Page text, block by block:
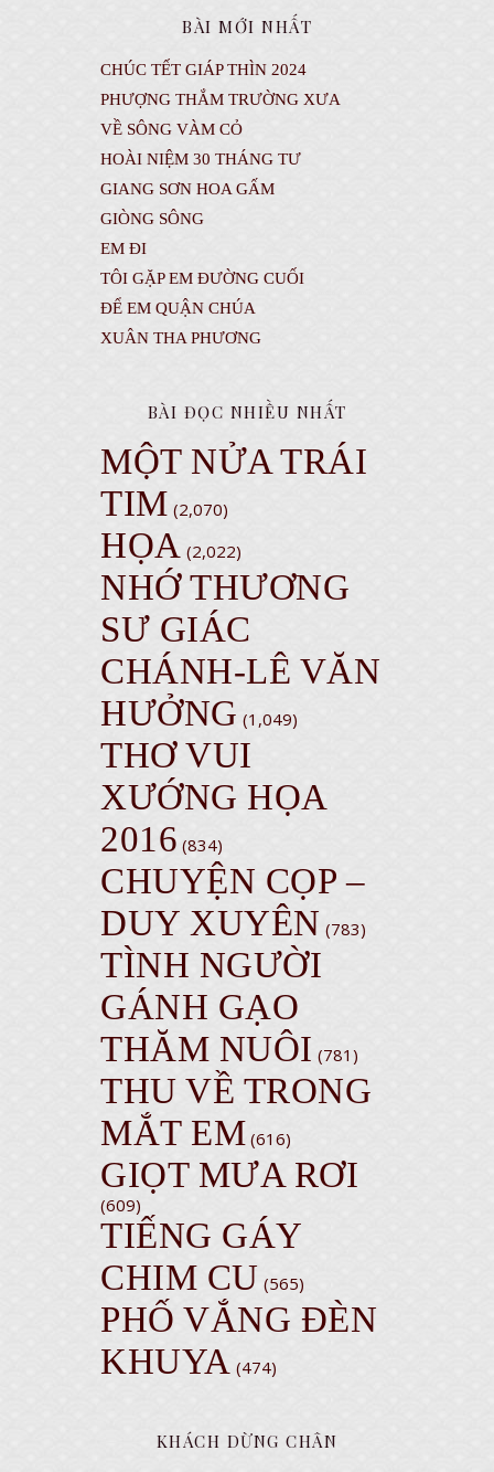
BÀI MỚI NHẤT
CHÚC TẾT GIÁP THÌN 2024
PHƯỢNG THẮM TRƯỜNG XƯA
VỀ SÔNG VÀM CỎ
HOÀI NIỆM 30 THÁNG TƯ
GIANG SƠN HOA GẤM
GIÒNG SÔNG
EM ĐI
TÔI GẶP EM ĐƯỜNG CUỐI
ĐỂ EM QUẬN CHÚA
XUÂN THA PHƯƠNG
BÀI ĐỌC NHIỀU NHẤT
MỘT NỬA TRÁI
TIM (2,070)
HỌA (2,022)
NHỚ THƯƠNG
SƯ GIÁC
CHÁNH-LÊ VĂN
HƯỞNG (1,049)
THƠ VUI
XƯỚNG HỌA
2016 (834)
CHUYỆN CỌP –
DUY XUYÊN (783)
TÌNH NGƯỜI
GÁNH GẠO
THĂM NUÔI (781)
THU VỀ TRONG
MẮT EM (616)
GIỌT MƯA RƠI
(609)
TIẾNG GÁY
CHIM CU (565)
PHỐ VẮNG ĐÈN
KHUYA (474)
KHÁCH DỪNG CHÂN